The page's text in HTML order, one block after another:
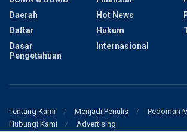
Daerah
Daftar
Dasar
Pengetahuan
Hot News
Hukum
Internasional
Tentang Kami Menjadi Penulis
Pedoman
Hubungi Kami
Advertising